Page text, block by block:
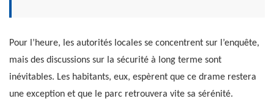
Pour l’heure, les autorités locales se concentrent sur l’enquête,
mais des discussions sur la sécurité à long terme sont
inévitables. Les habitants, eux, espèrent que ce drame restera
une exception et que le parc retrouvera vite sa sérénité.